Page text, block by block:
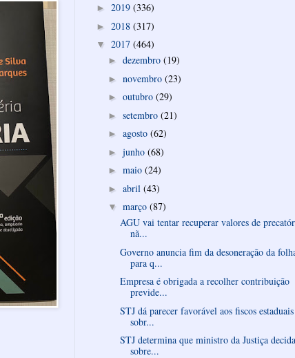
► 2019 (336)
► 2018 (317)
▼ 2017 (464)
► dezembro (19)
► novembro (23)
► outubro (29)
► setembro (21)
► agosto (62)
► junho (68)
► maio (24)
► abril (43)
▼ março (87)
AGU vai tentar recuperar valores de
nã...
Governo anuncia fim da desoneração da
para q...
Empresa é obrigada a recolher contribuição
previde...
STJ dá parecer favorável aos fiscos estaduais
sobr...
STJ determina que ministro da Justiça decida
sobre...